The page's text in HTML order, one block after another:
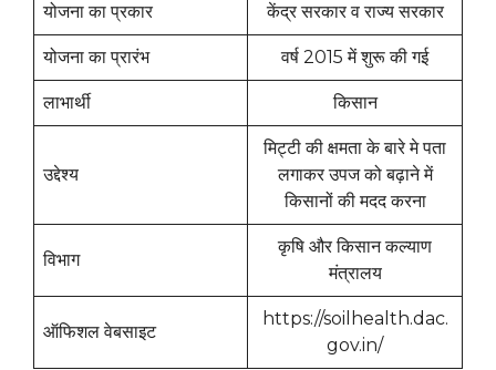
योजना का प्रकार केंद्र सरकार व राज्य सरकार
योजना का प्रारंभ वर्ष 2015 में शुरू की गई
लाभार्थी किसान
उद्देश्य
मिट्टी की क्षमता के बारे मे पता
लगाकर उपज को बढ़ाने में
किसानों की मदद करना
विभाग
कृषि और किसान कल्याण
मंत्रालय
ऑफिशल वेबसाइट
https://soilhealth.dac.
gov.in/